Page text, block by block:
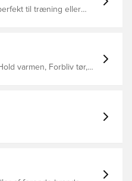
til træning eller
varmen, Forbliv tør,